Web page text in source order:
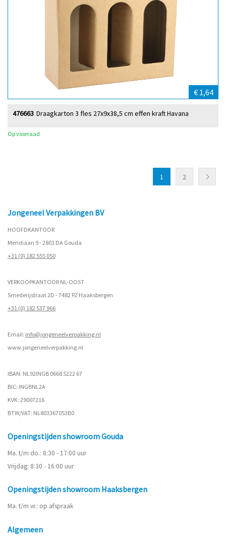
€ 1,64
Draagkarton 3 fles 27x9x38,5 cm effen kraft Havana
476663
Op voorraad
1 2
Jongeneel Verpakkingen BV
HOOFDKANTOOR
Meridiaan 9 - 2801 DA Gouda
+31 (0) 182 555 050
VERKOOPKANTOOR NL-OOST
Smederijstraat 2D - 7482 PZ Haaksbergen
+31 (0) 182 537 966
Email: info@jongeneelverpakking.nl
www.jongeneelverpakking.nl
IBAN: NL92INGB 0668 5222 67
BIC: INGBNL2A
KVK: 29007216
BTW/VAT: NL803367053B0
Openingstijden showroom Gouda
Ma. t/m do.: 8:30 - 17:00 uur
Vrijdag: 8:30 - 16:00 uur
Openingstijden showroom Haaksbergen
Ma. t/m vr.: op afspraak
Algemeen